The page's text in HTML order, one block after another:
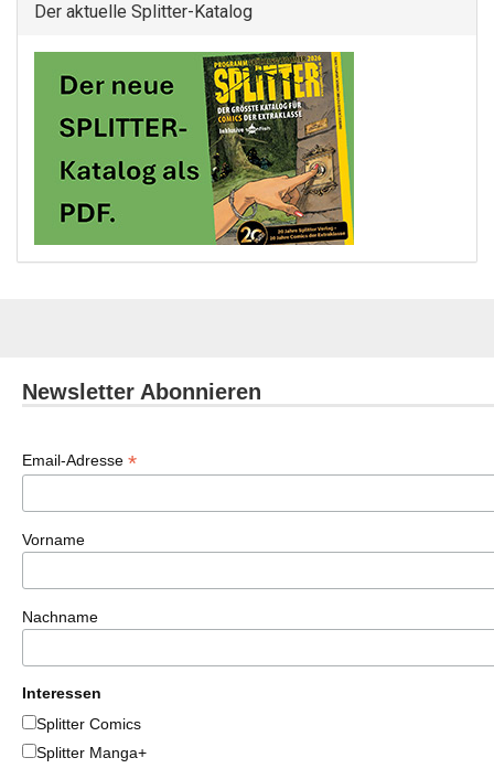
Der aktuelle Splitter-Katalog
Newsletter Abonnieren
Email-Adresse *
Vorname
Nachname
Interessen
Splitter Comics
Splitter Manga+